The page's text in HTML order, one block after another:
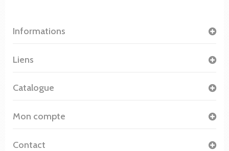
Informations
Liens
Catalogue
Mon compte
Contact